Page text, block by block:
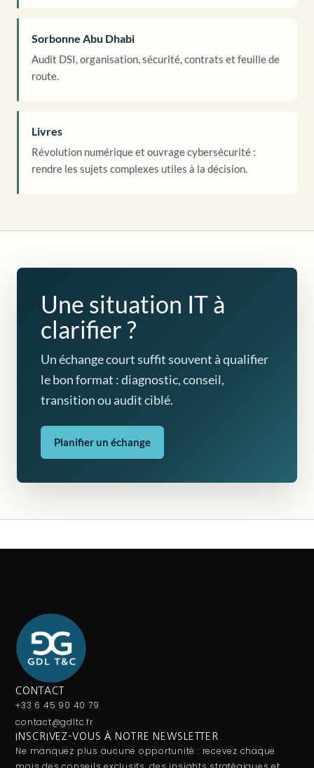
Sorbonne Abu Dhabi
Audit DSI, organisation, sécurité, contrats et feuille de
route.
Livres
Révolution numérique et ouvrage cybersécurité :
rendre les sujets complexes utiles à la décision.
Une situation IT à
clarifier ?
Un échange court suffit souvent à qualifier
le bon format : diagnostic, conseil,
transition ou audit ciblé.
Planifier un échange
CONTACT
+33 6 45 90 40 79
contact@gdltc.fr
INSCRIVEZ-VOUS À NOTRE NEWSLETTER
Ne manquez plus aucune opportunité : recevez chaque